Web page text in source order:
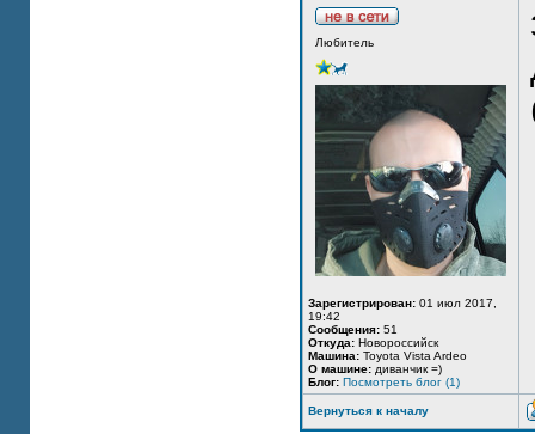
Любитель
Зарегистрирован: 01 июл 2017,
19:42
Сообщения: 51
Откуда: Новороссийск
Машина: Toyota Vista Ardeo
О машине: диванчик =)
Блог: Посмотреть блог (1)
Вернуться к началу